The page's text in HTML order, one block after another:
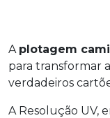
A plotagem
para transformar
verdadeiros
A Resolução UV,